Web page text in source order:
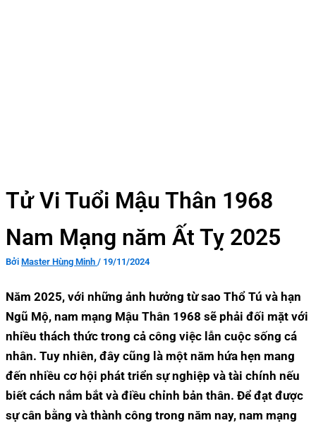
Tử Vi Tuổi Mậu Thân 1968
Nam Mạng năm Ất Tỵ 2025
Bởi Master Hùng Minh / 19/11/2024
Năm 2025, với những ảnh hưởng từ sao Thổ Tú và hạn
Ngũ Mộ, nam mạng Mậu Thân 1968 sẽ phải đối mặt với
nhiều thách thức trong cả công việc lẫn cuộc sống cá
nhân. Tuy nhiên, đây cũng là một năm hứa hẹn mang
đến nhiều cơ hội phát triển sự nghiệp và tài chính nếu
biết cách nắm bắt và điều chỉnh bản thân. Để đạt được
sự cân bằng và thành công trong năm nay, nam mạng